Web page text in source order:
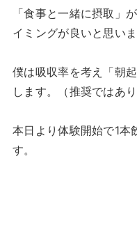
「食事と一緒に摂取」
イミングが良いと思いま
僕は吸収率を考え「朝
します。（推奨ではあり
本日より体験開始で1本
す。